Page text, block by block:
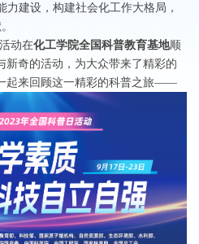
力建设，构建社会化工作大格局，
动在化工学院全国科普教育基地顺
新奇的活动，为大众带来了精彩的
起来回顾这一精彩的科普之旅——